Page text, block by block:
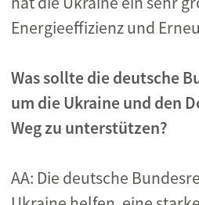
Energieeffizienz und
Was sollte die deutsche
um die Ukraine und den
Weg zu unterstützen?
AA: Die deutsche